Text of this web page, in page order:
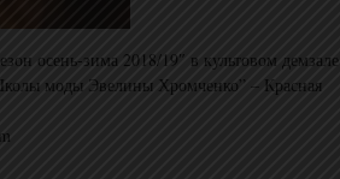
осень-зима 2018/19″ в культовом демзале
моды Эвелины Хромченко” – Красная